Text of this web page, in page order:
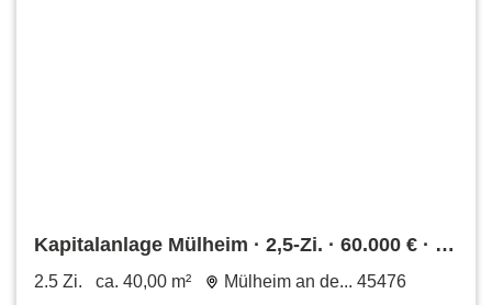
Kapitalanlage Mülheim · 2,5-Zi. · 60.000 € · ~
6,4 % Rendite
2.5 Zi. ca. 40,00 m² Mülheim an de... 45476